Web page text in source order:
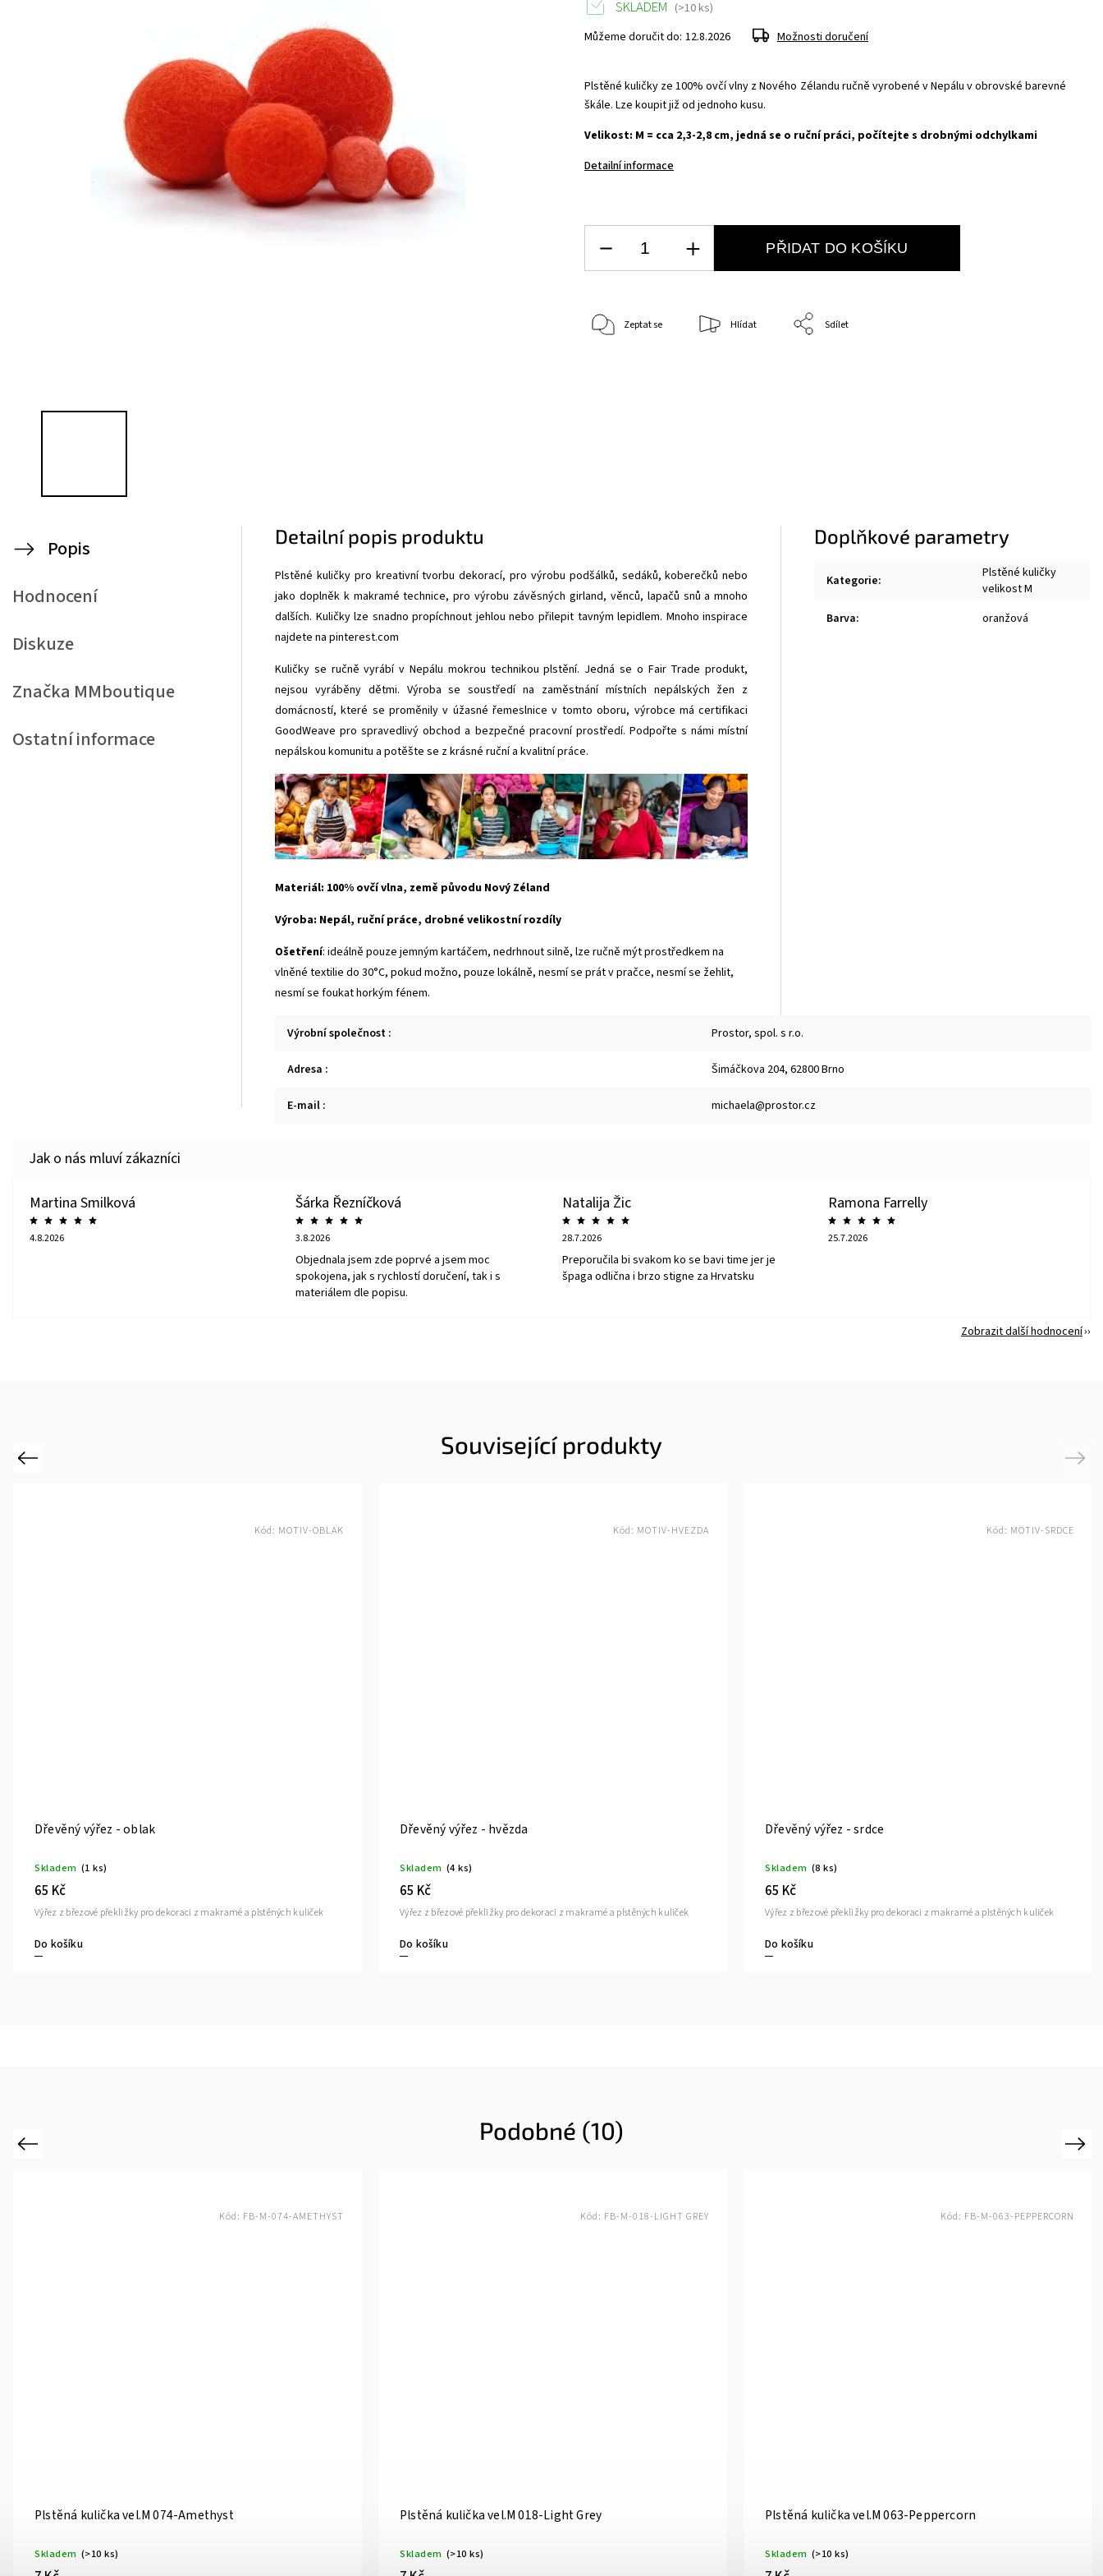
Plstěné kuličky ze 100% ovčí vlny z Nového Zélandu ručně vyrobené v Nepálu v obrovské barevné
škále. Lze koupit již od jednoho kusu.
Velikost: M = cca 2,3-2,8 cm, jedná se o ruční práci, počítejte s drobnými odchylkami
Detailní informace
SKLADEM (>10 ks)
Můžeme doručit do: 12.8.2026 Možnosti doručení
PŘIDAT DO KOŠÍKU
Zeptat se Hlídat Sdílet
Popis
Hodnocení
Diskuze
Značka MMboutique
Ostatní informace
Detailní popis produktu
Plstěné kuličky pro kreativní tvorbu dekorací, pro výrobu podšálků, sedáků, koberečků nebo
jako doplněk k makramé technice, pro výrobu závěsných girland, věnců, lapačů snů a mnoho
dalších. Kuličky lze snadno propíchnout jehlou nebo přilepit tavným lepidlem. Mnoho inspirace
najdete na pinterest.com
Kuličky se ručně vyrábí v Nepálu mokrou technikou plstění. Jedná se o Fair Trade produkt,
nejsou vyráběny dětmi. Výroba se soustředí na zaměstnání místních nepálských žen z
domácností, které se proměnily v úžasné řemeslnice v tomto oboru, výrobce má certifikaci
GoodWeave pro spravedlivý obchod a bezpečné pracovní prostředí. Podpořte s námi místní
nepálskou komunitu a potěšte se z krásné ruční a kvalitní práce.
Materiál: 100% ovčí vlna, země původu Nový Zéland
Výroba: Nepál, ruční práce, drobné velikostní rozdíly
Ošetření: ideálně pouze jemným kartáčem, nedrhnout silně, lze ručně mýt prostředkem na
vlněné textilie do 30°C, pokud možno, pouze lokálně, nesmí se prát v pračce, nesmí se žehlit,
nesmí se foukat horkým fénem.
Doplňkové parametry
Kategorie:
Plstěné kuličky
velikost M
Barva: oranžová
Výrobní společnost : Prostor, spol. s r.o.
Adresa : Šimáčkova 204, 62800 Brno
E-mail : michaela@prostor.cz
Martina Smilková
4.8.2026
Šárka Řezníčková
3.8.2026
Objednala jsem zde poprvé a jsem moc
spokojena, jak s rychlostí doručení, tak i s
materiálem dle popisu.
Natalija Žic
28.7.2026
Preporučila bi svakom ko se bavi time jer je
špaga odlična i brzo stigne za Hrvatsku
Ramona Farrelly
25.7.2026
Zobrazit další hodnocení
Související produkty
Previous
Dřevěný výřez - oblak
Skladem (1 ks)
65 Kč
Do košíku
Výřez z březové překližky pro dekoraci z makramé a plstěných kuliček
Kód: MOTIV-OBLAK
Dřevěný výřez - hvězda
Skladem (4 ks)
65 Kč
Do košíku
Výřez z březové překližky pro dekoraci z makramé a plstěných kuliček
Kód: MOTIV-HVEZDA
Dřevěný výřez - srdce
Skladem (8 ks)
65 Kč
Do košíku
Výřez z březové překližky pro dekoraci z makramé a plstěných kuliček
Kód: MOTIV-SRDCE
Next
Podobné (10)
Previous
Plstěná kulička vel.M 074-Amethyst
Skladem (>10 ks)
Kód: FB-M-074-AMETHYST
Plstěná kulička vel.M 018-Light Grey
Skladem (>10 ks)
Kód: FB-M-018-LIGHT GREY
Plstěná kulička vel.M 063-Peppercorn
Skladem (>10 ks)
Kód: FB-M-063-PEPPERCORN
Next